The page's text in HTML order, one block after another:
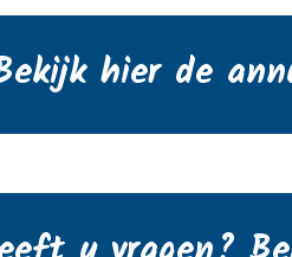
hier de